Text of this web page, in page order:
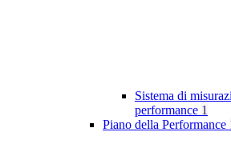
Sistema di
performance 1
Piano della Performance